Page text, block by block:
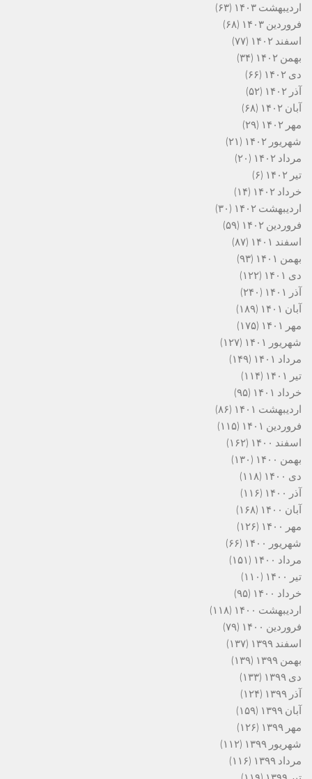
اردیبهشت ۱۴۰۳
(۶۳)
فروردین ۱۴۰۳
(۶۸)
اسفند ۱۴۰۲
(۷۷)
بهمن ۱۴۰۲
(۳۴)
دی ۱۴۰۲
(۶۶)
آذر ۱۴۰۲
(۵۲)
آبان ۱۴۰۲
(۶۸)
مهر ۱۴۰۲
(۲۹)
شهریور ۱۴۰۲
(۲۱)
مرداد ۱۴۰۲
(۲۰)
تیر ۱۴۰۲
(۶)
خرداد ۱۴۰۲
(۱۴)
اردیبهشت ۱۴۰۲
(۳۰)
فروردین ۱۴۰۲
(۵۹)
اسفند ۱۴۰۱
(۸۷)
بهمن ۱۴۰۱
(۹۳)
دی ۱۴۰۱
(۱۲۲)
آذر ۱۴۰۱
(۲۴۰)
آبان ۱۴۰۱
(۱۸۹)
مهر ۱۴۰۱
(۱۷۵)
شهریور ۱۴۰۱
(۱۲۷)
مرداد ۱۴۰۱
(۱۴۹)
تیر ۱۴۰۱
(۱۱۴)
خرداد ۱۴۰۱
(۹۵)
اردیبهشت ۱۴۰۱
(۸۶)
فروردین ۱۴۰۱
(۱۱۵)
اسفند ۱۴۰۰
(۱۶۲)
بهمن ۱۴۰۰
(۱۳۰)
دی ۱۴۰۰
(۱۱۸)
آذر ۱۴۰۰
(۱۱۶)
آبان ۱۴۰۰
(۱۶۸)
مهر ۱۴۰۰
(۱۲۶)
شهریور ۱۴۰۰
(۶۶)
مرداد ۱۴۰۰
(۱۵۱)
تیر ۱۴۰۰
(۱۱۰)
خرداد ۱۴۰۰
(۹۵)
اردیبهشت ۱۴۰۰
(۱۱۸)
فروردین ۱۴۰۰
(۷۹)
اسفند ۱۳۹۹
(۱۳۷)
بهمن ۱۳۹۹
(۱۳۹)
دی ۱۳۹۹
(۱۳۳)
آذر ۱۳۹۹
(۱۲۴)
آبان ۱۳۹۹
(۱۵۹)
مهر ۱۳۹۹
(۱۲۶)
شهریور ۱۳۹۹
(۱۱۲)
مرداد ۱۳۹۹
(۱۱۶)